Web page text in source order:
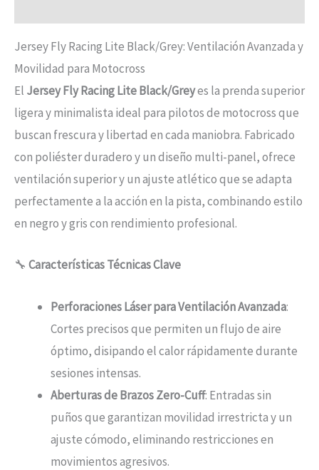
Jersey Fly Racing Lite Black/Grey: Ventilación Avanzada y
Movilidad para Motocross
El Jersey Fly Racing Lite Black/Greyes la prenda superior
ligera y minimalista ideal para pilotos de motocross que
buscan frescura y libertad en cada maniobra. Fabricado
con poliéster duradero y un diseño multi-panel, ofrece
ventilación superior y un ajuste atlético que se adapta
perfectamente a la acción en la pista, combinando estilo
en negro y gris con rendimiento profesional.
🔧 Características Técnicas Clave
Perforaciones Láser para Ventilación Avanzada:
Cortes precisos que permiten un flujo de aire
óptimo, disipando el calor rápidamente durante
sesiones intensas.
Aberturas de Brazos Zero-Cuff: Entradas sin
puños que garantizan movilidad irrestricta y un
ajuste cómodo, eliminando restricciones en
movimientos agresivos.